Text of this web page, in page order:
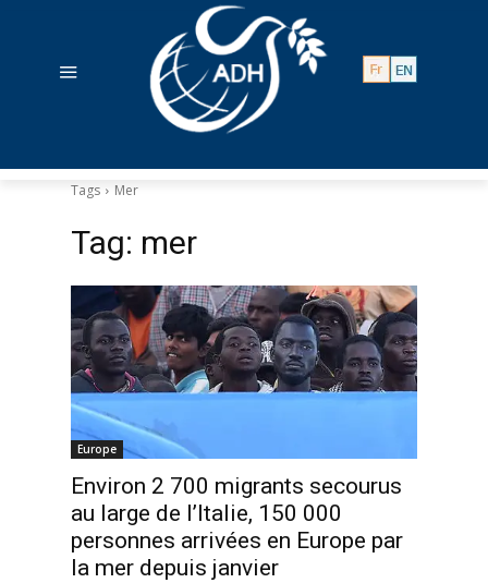
Tags Mer
Tag: mer
Europe
Environ 2 700 migrants secourus
au large de l’Italie, 150 000
personnes arrivées en Europe par
la mer depuis janvier